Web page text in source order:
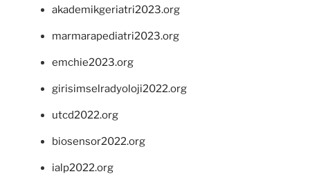
akademikgeriatri2023.org
marmarapediatri2023.org
emchie2023.org
girisimselradyoloji2022.org
utcd2022.org
biosensor2022.org
ialp2022.org